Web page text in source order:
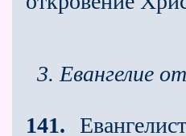
3. Евангелие
141.